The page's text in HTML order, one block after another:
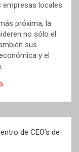
empresas locales.
próxima, la
no sólo el
sus
y el
de CEO’s de